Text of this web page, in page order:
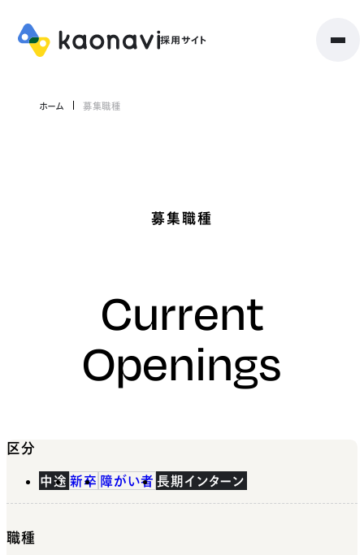
ホーム 募集職種
募集職種
Current
Openings
区分
中途 新卒 障がい者 長期インターン
職種